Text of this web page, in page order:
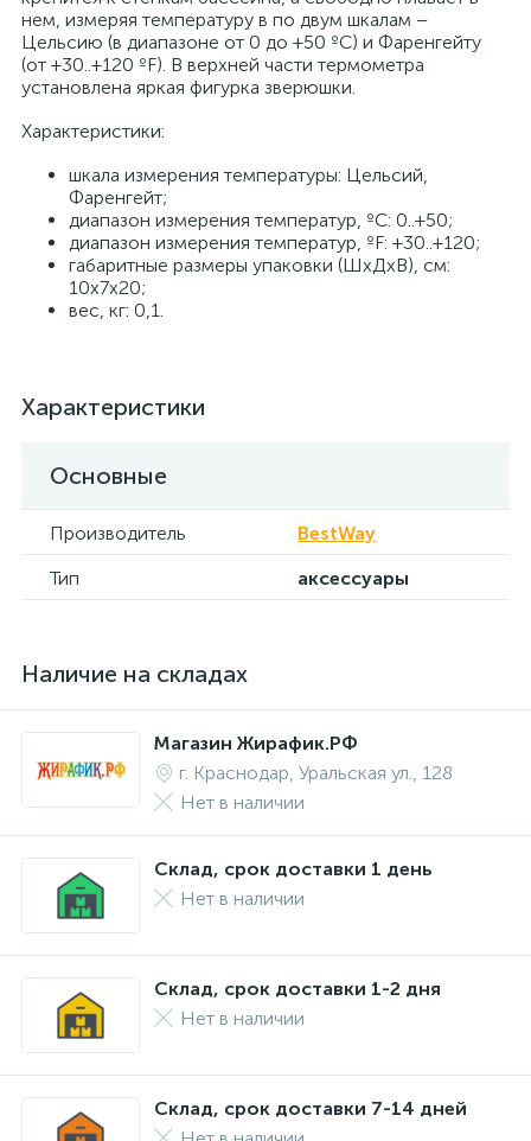
нем, измеряя температуру в по двум шкалам –
Цельсию (в диапазоне от 0 до +50 ºC) и Фаренгейту
(от +30..+120 ºF). В верхней части термометра
установлена яркая фигурка зверюшки.
Характеристики:
шкала измерения температуры: Цельсий,
Фаренгейт;
диапазон измерения температур, ºC: 0..+50;
диапазон измерения температур, ºF: +30..+120;
габаритные размеры упаковки (ШхДхВ), см:
10x7x20;
вес, кг: 0,1.
Характеристики
Основные
Производитель
BestWay
Тип
аксессуары
Наличие на складах
Магазин Жирафик.РФ
г. Краснодар, Уральская ул., 128
Нет в наличии
Склад, срок доставки 1 день
Нет в наличии
Склад, срок доставки 1-2 дня
Нет в наличии
Склад, срок доставки 7-14 дней